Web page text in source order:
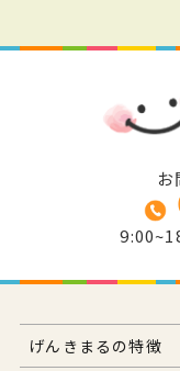
げんきまるの特徴